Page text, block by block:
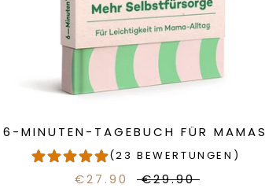
6-MINUTEN-TAGEBUCH FÜR MAMAS
(23 BEWERTUNGEN)
€27.90 €29.90